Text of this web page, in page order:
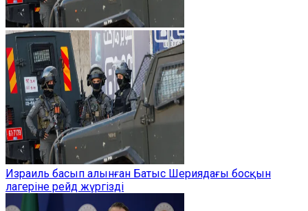
Израиль басып алынған Батыс Шериядағы босқын
лагеріне рейд жүргізді